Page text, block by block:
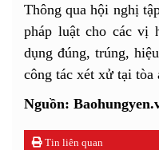
Thông qua hội nghị
pháp luật cho các vị
dụng đúng, trúng,
công tác xét xử tại tòa
Nguồn:
Tin liên quan